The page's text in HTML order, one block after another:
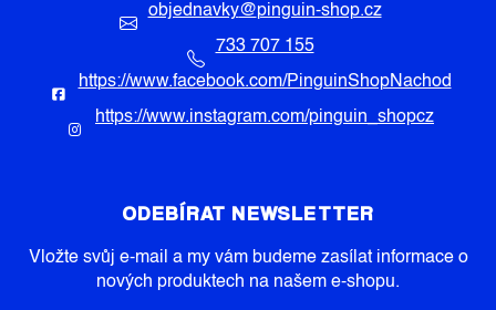
objednavky@pinguin-shop.cz
733 707 155
https://www.facebook.com/PinguinShopNachod
https://www.instagram.com/pinguin_shopcz
ODEBÍRAT NEWSLETTER
Vložte svůj e-mail a my vám budeme zasílat informace o
nových produktech na našem e-shopu.